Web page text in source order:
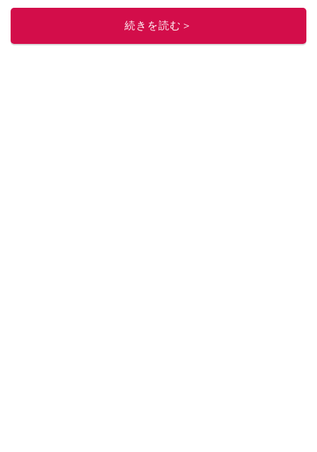
このイチオシストの他の記事を読む
続きを読む＞